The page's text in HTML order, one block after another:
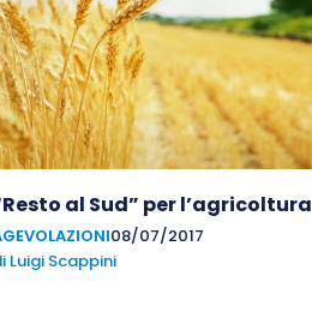
al Sud” per l’agricoltura
08/07/2017
Luigi Scappini